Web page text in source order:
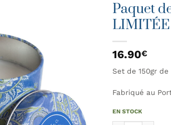
Paquet
LIMITÉE
16.90€
Set de 150gr
Fabriqué au
EN STOCK